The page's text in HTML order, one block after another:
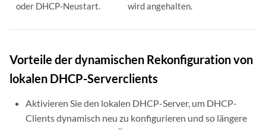
oder DHCP-Neustart.
wird angehalten.
Vorteile der dynamischen Rekonfiguration von
lokalen DHCP-Serverclients
Aktivieren Sie den lokalen DHCP-Server, um DHCP-
Clients dynamisch neu zu konfigurieren und so längere